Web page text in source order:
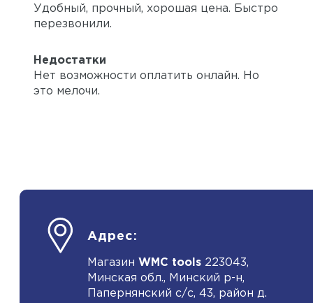
Удобный, прочный, хорошая цена. Быстро
перезвонили.
Недостатки
Нет возможности оплатить онлайн. Но
это мелочи.
Адрес:
Магазин WMC tools 223043,
Минская обл., Минский р-н,
Папернянский с/с, 43, район д.